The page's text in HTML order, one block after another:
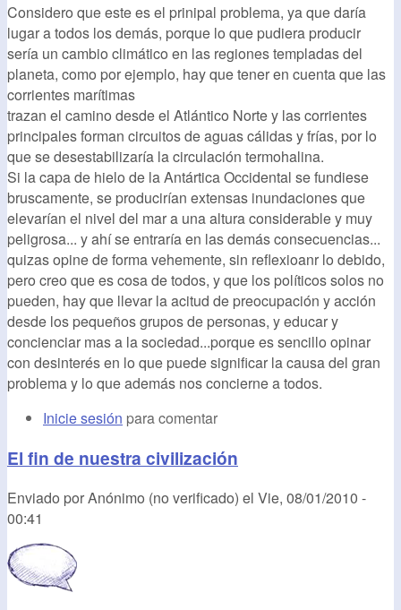
Considero que este es el prinipal problema, ya que daría
lugar a todos los demás, porque lo que pudiera producir
sería un cambio climático en las regiones templadas del
planeta, como por ejemplo, hay que tener en cuenta que las
corrientes marítimas
trazan el camino desde el Atlántico Norte y las corrientes
principales forman circuitos de aguas cálidas y frías, por lo
que se desestabilizaría la circulación termohalina.
Si la capa de hielo de la Antártica Occidental se fundiese
bruscamente, se producirían extensas inundaciones que
elevarían el nivel del mar a una altura considerable y muy
peligrosa... y ahí se entraría en las demás consecuencias...
quizas opine de forma vehemente, sin reflexioanr lo debido,
pero creo que es cosa de todos, y que los políticos solos no
pueden, hay que llevar la acitud de preocupación y acción
desde los pequeños grupos de personas, y educar y
concienciar mas a la sociedad...porque es sencillo opinar
con desinterés en lo que puede significar la causa del gran
problema y lo que además nos concierne a todos.
Inicie sesión para comentar
El fin de nuestra civilización
Enviado porAnónimo (no verificado) el Vie, 08/01/2010 -
00:41